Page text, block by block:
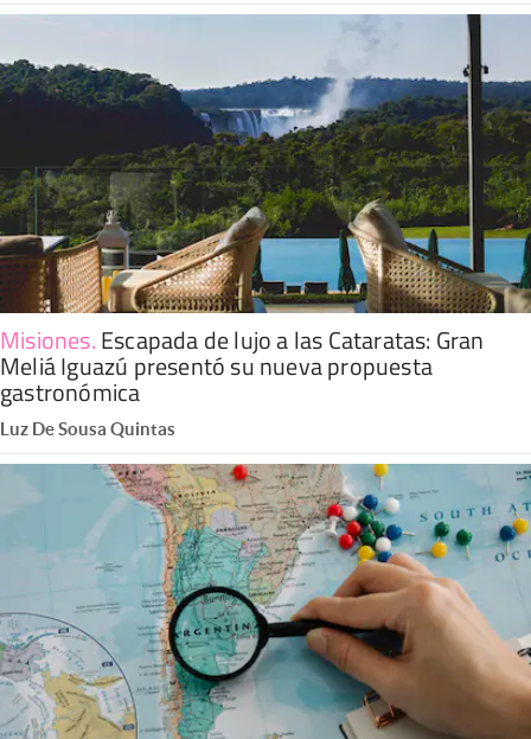
Misiones.Escapada de lujo a las Cataratas: Gran
Meliá Iguazú presentó su nueva propuesta
gastronómica
Luz De Sousa Quintas